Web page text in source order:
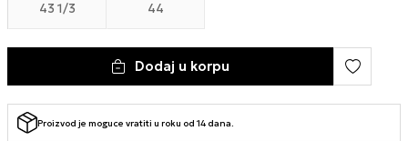
43 1/3 44
Dodaj u korpu
Proizvod je moguce vratiti u roku od 14 dana.